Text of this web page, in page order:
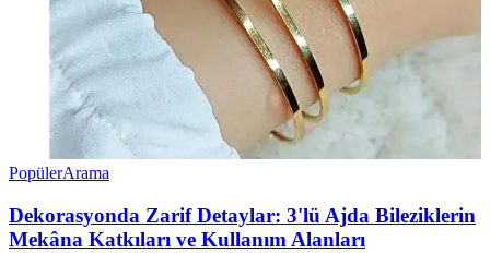
PopülerArama
Dekorasyonda Zarif Detaylar: 3'lü Ajda Bileziklerin
Mekâna Katkıları ve Kullanım Alanları